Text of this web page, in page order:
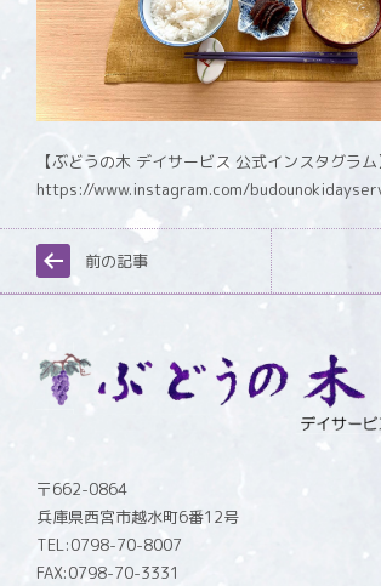
【ぶどうの木 デイサービス 公式インスタグラム
https://www.instagram.com/
前の記事
〒662-0864
兵庫県西宮市越水町6番12号
TEL:0798-70-8007
FAX:0798-70-3331